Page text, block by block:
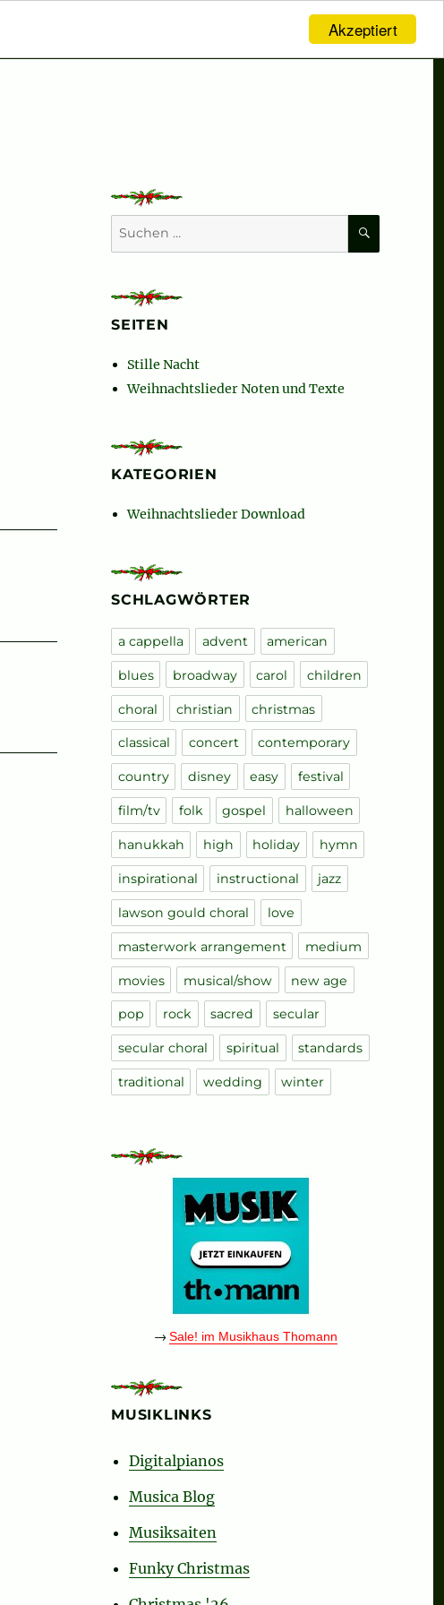
Akzeptiert
Suchen
nach:
SEITEN
Stille Nacht
Weihnachtslieder Noten und Texte
KATEGORIEN
Weihnachtslieder Download
SCHLAGWÖRTER
a cappella advent american
blues broadway carol children
choral christian christmas
classical concert contemporary
country disney easy festival
film/tv folk gospel halloween
hanukkah high holiday hymn
inspirational instructional jazz
lawson gould choral love
masterwork arrangement medium
movies musical/show new age
pop rock sacred secular
secular choral spiritual standards
traditional wedding winter
→Sale! im Musikhaus Thomann
MUSIKLINKS
Digitalpianos
Musica Blog
Musiksaiten
Funky Christmas